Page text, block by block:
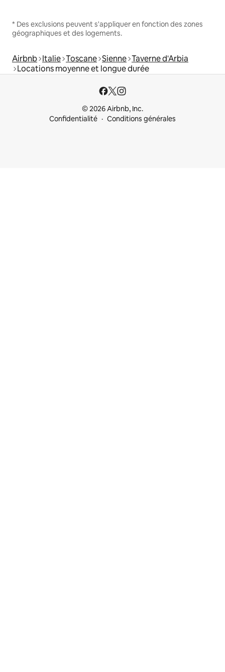
* Des exclusions peuvent s'appliquer en fonction des zones
géographiques et des logements.
Airbnb Italie Toscane Sienne Taverne d'Arbia
Locations moyenne et longue durée
© 2026 Airbnb, Inc.
Confidentialité
Conditions générales